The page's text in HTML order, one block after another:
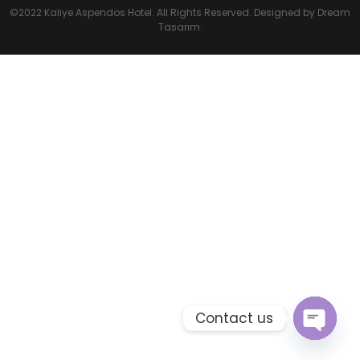
©2022 Kaliye Aspendos Hotel. All Rights Reserved. Designed by Dream
Tasarım.
Contact us